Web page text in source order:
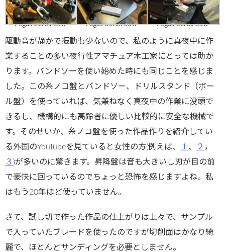
Pegas Scroll Saw Pegas Scroll Saw Pegas Scroll Saw
駆動音が静かで振動も少ないので、私のように真夜中に作
業することの多い夜行性アマチュア木工家にとっては助か
ります。バンドソーを使い始めた時にも同じことを感じま
した。この糸ノコ盤とバンドソー、ドリルスタンド（ボー
ル盤）を使っていれば、気兼ねなく真夜中の作業に没頭で
きるし、機構的にも高齢者に優しい比較的に安全な機械で
す。そのせいか、糸ノコ盤を使った作品作りを紹介してい
る外国のYouTubeを見ていると女性の方(例えば、
１ 、 ２ ，
３ )が多いのに驚きます。昇降盤は音も大きいし刃が目の前
で豪快に回っているのでちょっと恐怖を感じますよね。私
はもう20年ほど使っていません。
さて、試し切で作った作品の仕上がりは上々で、サンプル
で入っていたブレードを使ったのですが切削面はかなり綺
麗で、ほとんどサンディングを必要としません。